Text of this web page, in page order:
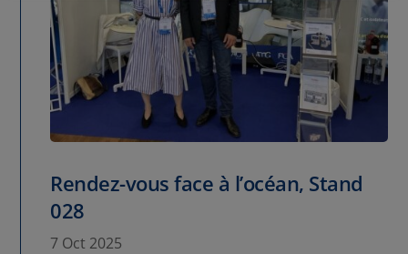
Rendez-vous face à l’océan, Stand
028
7 Oct 2025